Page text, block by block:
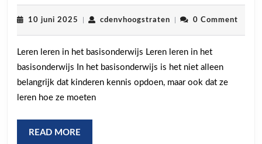
Essentie
van
Leren
Leren
in
10 juni 2025 cdenvhoogstratencdenvhoogstraten
0 Comment
Leren leren in het basisonderwijs Leren leren in het
basisonderwijs In het basisonderwijs is het niet alleen
belangrijk dat kinderen kennis opdoen, maar ook dat ze
leren hoe ze moeten
READ MORE